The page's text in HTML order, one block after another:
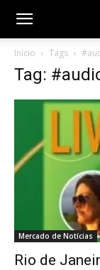
Início Tags
Tag:
Mercado de Notícias
Rio de